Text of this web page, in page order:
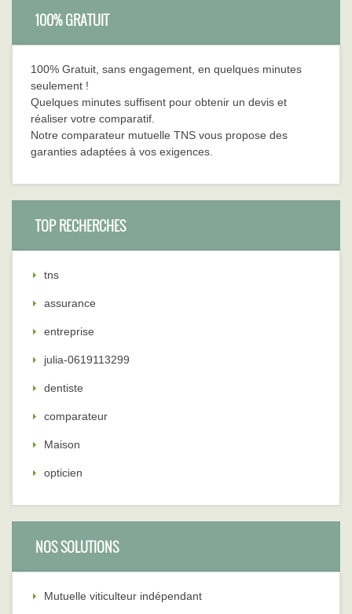
100% GRATUIT
100% Gratuit, sans engagement, en quelques minutes
seulement !
Quelques minutes suffisent pour obtenir un devis et
réaliser votre comparatif.
Notre comparateur mutuelle TNS vous propose des
garanties adaptées à vos exigences.
TOP RECHERCHES
tns
assurance
entreprise
julia-0619113299
dentiste
comparateur
Maison
opticien
NOS SOLUTIONS
Mutuelle viticulteur indépendant